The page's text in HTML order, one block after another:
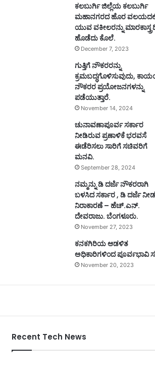
ಕಲಬುರ್ಗಿ ಜಿಲ್ಲೆಯ ಕಲಬುರ್ಗಿ
ಮಹಾನಗರದ ಹೊರ
ಯುವ ವಕೀಲರನ್ನು
ಹೊಡೆದು ಕೊಲೆ.
December 7, 2023
ಗುತ್ತಿಗೆ ನೌಕರರನ್ನು
ಕ್ರಮಬದ್ಧಗೊಳಿಸುವುದು,
ನೌಕರರ ಪ್ರಯೋಜನಗಳನ್ನು
ಪಡೆಯುತ್ತಾರೆ.
November 14, 2024
ಚುನಾವಣಾಪೂರ್ವ ಸರ್ಕಾರ
ನೀಡಿರುವ ಪ್ರಣಾಳಿಕೆ ಭರವಸೆ
ಈಡೆರಿಸಲು ಸಾರಿಗೆ ಸಚಿವರಿಗೆ
ಮನವಿ.
September 28, 2024
ನಮ್ಮನ್ನು ಡಿ ದರ್ಜೆ ನೌಕರರಾಗಿ
ಬಳಸಿದ ಸರ್ಕಾರ , ಡಿ ದರ್ಜೆ
ನಿರಾಕಾರಣೆ – ಹೆಚ್.ಎನ್.
ದೇವರಾಜು. ಬೆಂಗಳೂರು.
November 27, 2023
ಕನಕಗಿರಿಯ ಆಡಳಿತ
ಅಧಿಕಾರಿಗಳಿಂದ ಪೂರ್ವಭಾವಿ
November 20, 2023
Recent Tech News